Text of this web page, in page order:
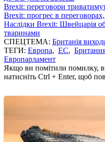
Brexit: переговори
Brexit: прогрес в
Наслідки Brexit: Швейцарія
тваринами
СПЕЦТЕМА: Британія
ТЕГИ: Европа, ЕС,
Европарламент
Якщо ви помітили помилку,
натисніть Ctrl + Enter, щоб